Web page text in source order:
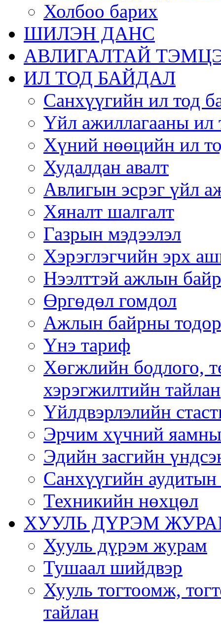
Холбоо барих
ШИЛЭН ДАНС
АВЛИГАЛТАЙ
ИЛ ТОД БАЙДАЛ
Санхүүгийн ил тод
Үйл ажиллагааны ил
Хүний нөөцийн ил
Худалдан авалт
Авлигын эсрэг үйл
Хяналт шалгалт
Газрын мэдээлэл
Хэрэглэгчийн эрх
Нээлттэй ажлын байр
Өргөдөл гомдол
Ажлын байрны
Үнэ тариф
Хөгжлийн бодлого,
хэрэгжилтийн тайлан
Үйлдвэрлэлийн
Эрчим хүчний
Эдийн засгийн
Санхүүгийн аудитын
Техникийн нөхцөл
ХУУЛЬ ДҮРЭМ
Хууль дүрэм журам
Тушаал шийдвэр
Хууль тогтоомж,
тайлан